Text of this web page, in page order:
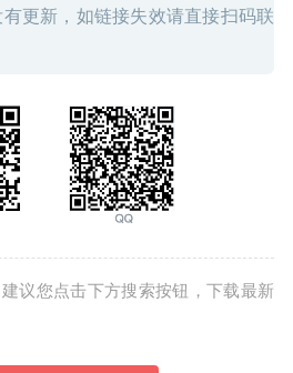
更新，如链接失效请直接扫码联
议您点击下方搜索按钮，下载最新